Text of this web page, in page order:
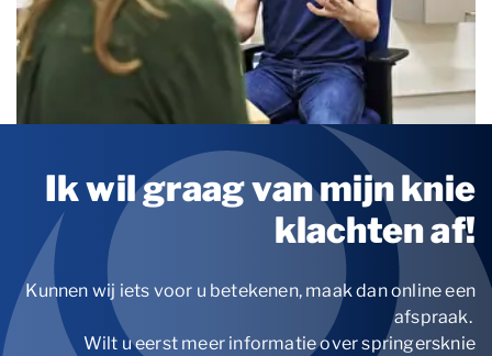
Ik wil graag van mijn knie
klachten af!
Kunnen wij iets voor u betekenen, maak dan online een
afspraak.
Wilt u eerst meer informatie over springersknie